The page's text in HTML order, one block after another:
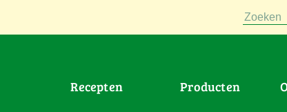
Zoeken
Recepten Producten